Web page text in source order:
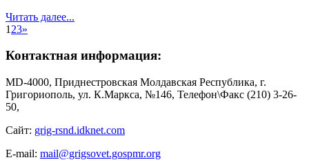
Читать далее...
1 23»
Контактная информация:
MD-4000, Приднестровская Молдавская Республика, г.
Григориополь, ул. К.Маркса, №146, Телефон\Факс (210) 3-26-
50,
Сайт: grig-rsnd.idknet.com
E-mail: mail@grigsovet.gospmr.org